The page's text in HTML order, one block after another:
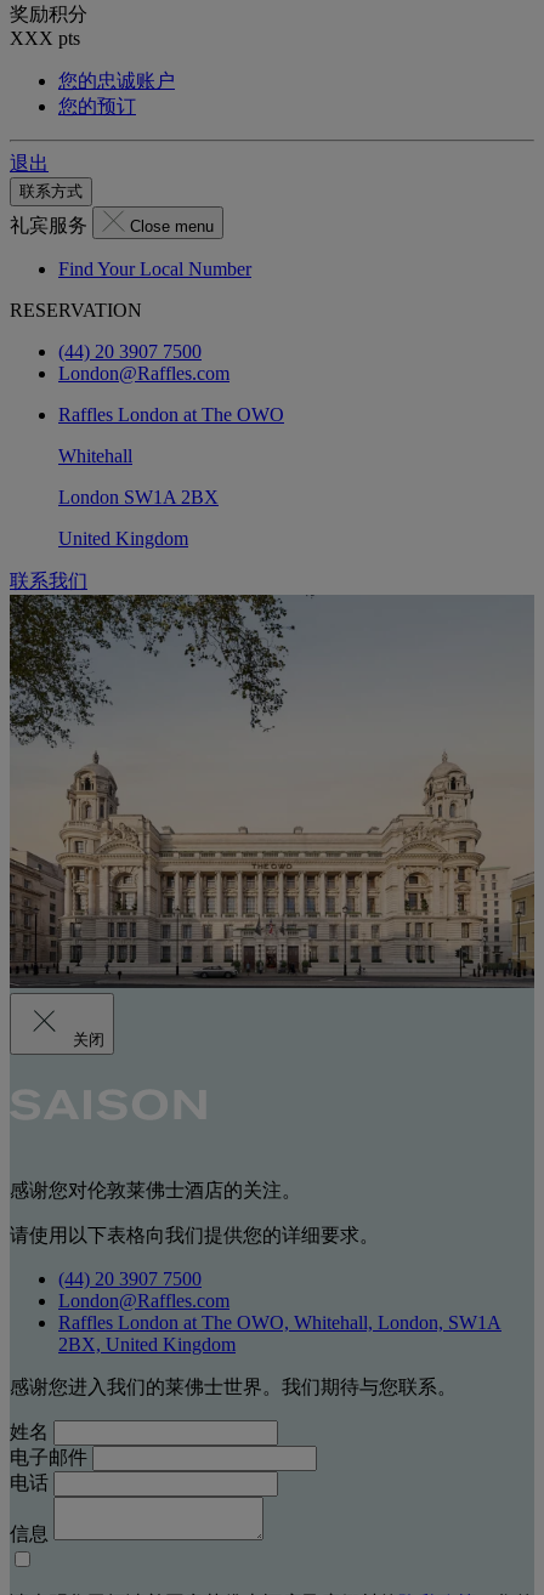
奖励积分
XXX pts
您的忠诚账户
您的预订
退出
联系方式
礼宾服务 Close menu
Find Your Local Number
RESERVATION
(44) 20 3907 7500
London@Raffles.com
Raffles London at The OWO
Whitehall
London SW1A 2BX
United Kingdom
联系我们
关闭
感谢您对伦敦莱佛士酒店的关注。
请使用以下表格向我们提供您的详细要求。
(44) 20 3907 7500
London@Raffles.com
Raffles London at The OWO, Whitehall, London, SW1A
2BX, United Kingdom
感谢您进入我们的莱佛士世界。我们期待与您联系。
姓名
电子邮件
电话
信息